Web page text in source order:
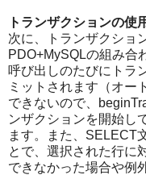
トランザクションの使
次に、トランザクショ
PDO+MySQLの組み合
呼び出しのたびにトラ
ミットされます（オー
できないので、
ンザクションを開始し
ます。また、SELECT
とで、選択された行に
できなかった場合や例